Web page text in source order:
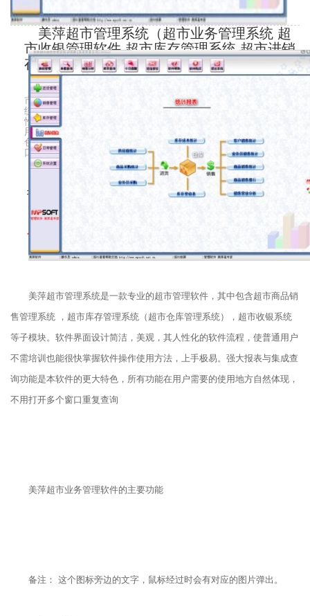
美萍超市管理系统（超市业务管理系统 超
市收银管理软件 超市库存管理系统 超市进销
存管理系统）
美萍超市管理系统是一款专业的超市管理软件，其中包含超
市商品销售管理系统 ，超市库存管理系统（超市仓库管理系
统），超市收银系统等子模块。软件界面设计简洁，美观，其人
性化的软件流程，使普通用户不需培训也能很快掌握软件操作使
用方法，上手极易。强大报表与集成查询功能是本软件的更大特
色，所有功能在用户需要的使用地方自然体现，不用打开多个窗
口重复查询
市场价：1680
今日特价：980
美萍超市管理系统是一款专业的超市管理软件，其中包含超市商品销
售管理系统 ，超市库存管理系统（超市仓库管理系统），超市收银系统
等子模块。软件界面设计简洁，美观，其人性化的软件流程，使普通用户
不需培训也能很快掌握软件操作使用方法，上手极易。强大报表与集成查
询功能是本软件的更大特色，所有功能在用户需要的使用地方自然体现，
不用打开多个窗口重复查询
美萍超市业务管理软件的主要功能
备注： 这个图标旁边的文字，鼠标经过时会有对应的图片弹出。